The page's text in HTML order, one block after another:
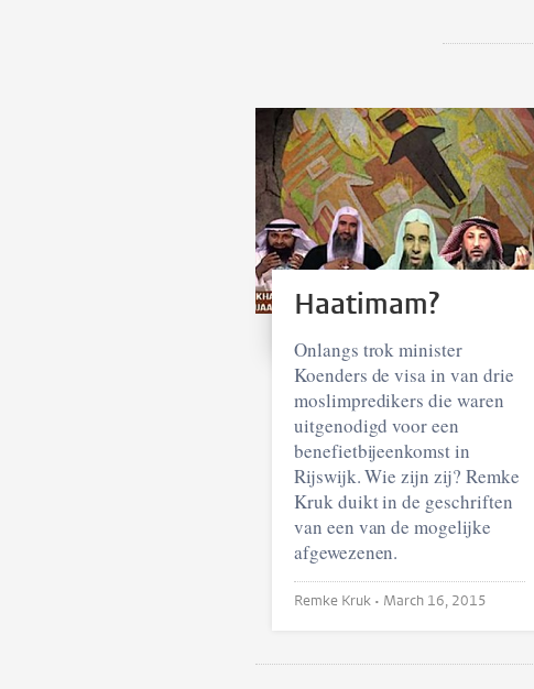
Haatimam?
Onlangs trok minister
Koenders de visa in van drie
moslimpredikers die waren
uitgenodigd voor een
benefietbijeenkomst in
Rijswijk. Wie zijn zij? Remke
Kruk duikt in de geschriften
van een van de mogelijke
afgewezenen.
Remke Kruk • March 16, 2015